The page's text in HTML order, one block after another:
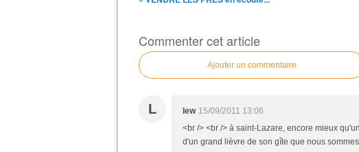
Commenter cet article
Ajouter un commentaire
L lew 15/09/2011 13:06
<br /> <br /> à saint-Lazare, encore mieux
d'un grand lièvre de son gîte que nous